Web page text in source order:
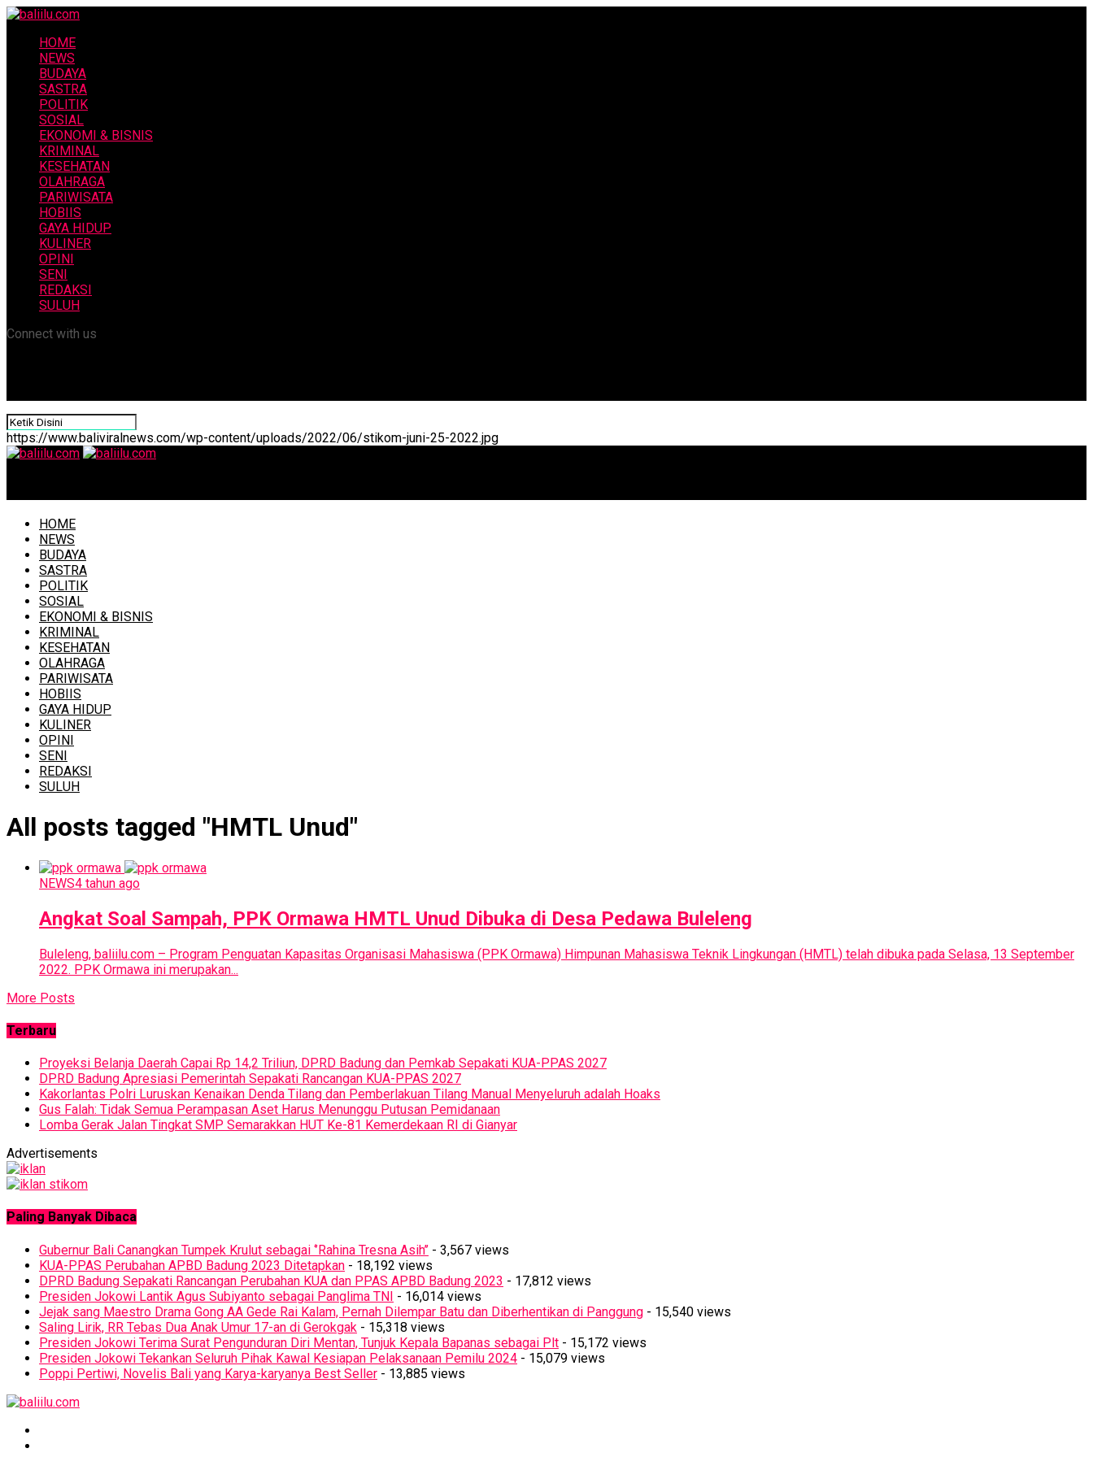
HOME
NEWS
BUDAYA
SASTRA
POLITIK
SOSIAL
EKONOMI & BISNIS
KRIMINAL
KESEHATAN
OLAHRAGA
PARIWISATA
HOBIIS
GAYA HIDUP
KULINER
OPINI
SENI
REDAKSI
SULUH
Connect with us
https://www.baliviralnews.com/wp-content/uploads/2022/06/stikom-juni-25-2022.jpg
HOME
NEWS
BUDAYA
SASTRA
POLITIK
SOSIAL
EKONOMI & BISNIS
KRIMINAL
KESEHATAN
OLAHRAGA
PARIWISATA
HOBIIS
GAYA HIDUP
KULINER
OPINI
SENI
REDAKSI
SULUH
All posts tagged "HMTL Unud"
NEWS4 tahun ago
Angkat Soal Sampah, PPK Ormawa HMTL Unud Dibuka di Desa Pedawa Buleleng
Buleleng, baliilu.com – Program Penguatan Kapasitas Organisasi Mahasiswa (PPK Ormawa) Himpunan Mahasiswa Teknik Lingkungan (HMTL) telah dibuka pada Selasa, 13 September
2022. PPK Ormawa ini merupakan...
More Posts
Terbaru
Proyeksi Belanja Daerah Capai Rp 14,2 Triliun, DPRD Badung dan Pemkab Sepakati KUA-PPAS 2027
DPRD Badung Apresiasi Pemerintah Sepakati Rancangan KUA-PPAS 2027
Kakorlantas Polri Luruskan Kenaikan Denda Tilang dan Pemberlakuan Tilang Manual Menyeluruh adalah Hoaks
Gus Falah: Tidak Semua Perampasan Aset Harus Menunggu Putusan Pemidanaan
Lomba Gerak Jalan Tingkat SMP Semarakkan HUT Ke-81 Kemerdekaan RI di Gianyar
Advertisements
Paling Banyak Dibaca
Gubernur Bali Canangkan Tumpek Krulut sebagai ‘’Rahina Tresna Asih’’ - 3,567 views
KUA-PPAS Perubahan APBD Badung 2023 Ditetapkan - 18,192 views
DPRD Badung Sepakati Rancangan Perubahan KUA dan PPAS APBD Badung 2023 - 17,812 views
Presiden Jokowi Lantik Agus Subiyanto sebagai Panglima TNI - 16,014 views
Jejak sang Maestro Drama Gong AA Gede Rai Kalam, Pernah Dilempar Batu dan Diberhentikan di Panggung - 15,540 views
Saling Lirik, RR Tebas Dua Anak Umur 17-an di Gerokgak - 15,318 views
Presiden Jokowi Terima Surat Pengunduran Diri Mentan, Tunjuk Kepala Bapanas sebagai Plt - 15,172 views
Presiden Jokowi Tekankan Seluruh Pihak Kawal Kesiapan Pelaksanaan Pemilu 2024 - 15,079 views
Poppi Pertiwi, Novelis Bali yang Karya-karyanya Best Seller - 13,885 views